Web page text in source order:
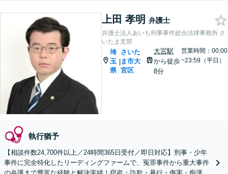
上田 孝明 弁護士
弁護士法人あいち刑事事件総合法律事務所 さ
いたま支部
埼
玉
県
|
さいた
ま市大
宮区
大宮駅
から徒歩
8分
営業時間：00:00
~23:59（平日）
執行猶予
【相談件数24,700件以上／24時間365日受付／即日対応】刑事・少年
事件に完全特化したリーディングファームで、冤罪事件から重大事件